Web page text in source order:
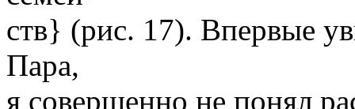
ств} (рис. 17). Впервые
Пара,
я совершенно не понял